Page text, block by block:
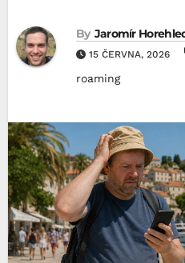
By Jaromír
15 ČERVNA, 2026
roaming